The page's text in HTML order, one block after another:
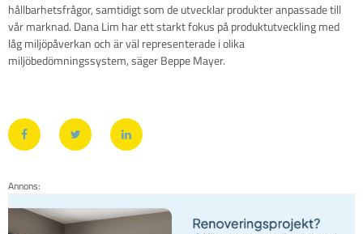
hållbarhetsfrågor, samtidigt som de utvecklar produkter anpassade till
vår marknad. Dana Lim har ett starkt fokus på produktutveckling med
låg miljöpåverkan och är väl representerade i olika
miljöbedömningssystem, säger Beppe Mayer.
Annons: